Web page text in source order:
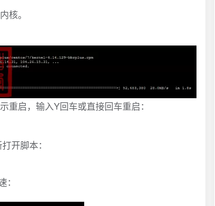
核。
重启，输入Y回车或直接回车重启：
开脚本：